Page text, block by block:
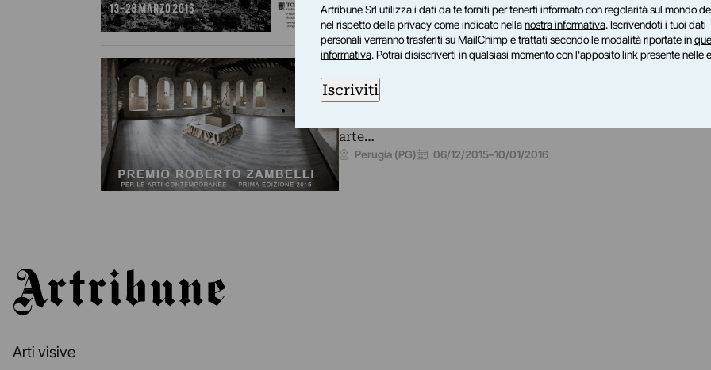
TORRE STROZZI - CENTRO PER L'ARTE CONTEMPORANEA
Premio Roberto Zambelli
In esposizione le opere dei 38 artisti, italiani ed europei,
arte…
Perugia (PG) 06/12/2015–10/01/2016
Artribune
Arti visive
Artribune Srl utilizza i dati da te forniti per tenerti informato con regolarità sul mondo
nel rispetto della privacy come indicato nellanostra informativa. Iscrivendoti i tuoi dati
personali verranno trasferiti su MailChimp e trattati secondo le modalità riportate in
informativa. Potrai disiscriverti in qualsiasi momento con l'apposito link presente nelle
Iscriviti